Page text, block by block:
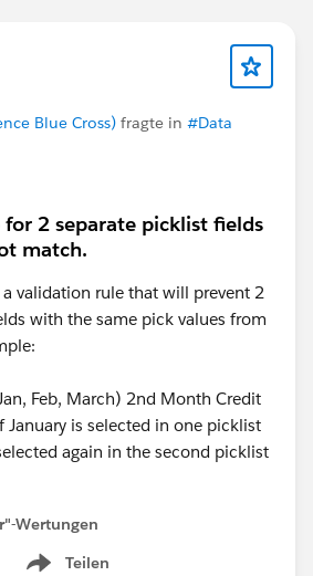
Blue Cross) fragte in #Data
2 separate picklist fields
match.
validation rule that will prevent 2
with the same pick values from
Feb, March) 2nd Month Credit
January is selected in one picklist
again in the second picklist
Wertungen
Teilen